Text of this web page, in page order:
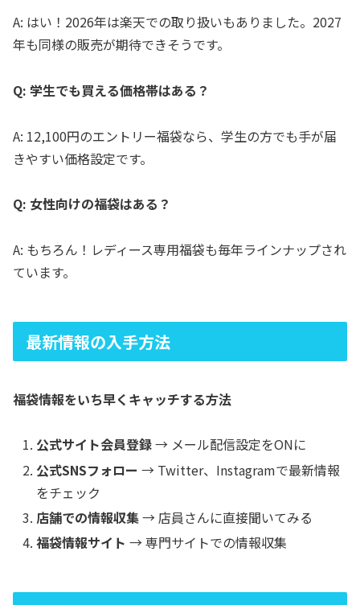
A: はい！2026年は楽天での取り扱いもありました。2027
年も同様の販売が期待できそうです。
Q: 学生でも買える価格帯はある？
A: 12,100円のエントリー福袋なら、学生の方でも手が届
きやすい価格設定です。
Q: 女性向けの福袋はある？
A: もちろん！レディース専用福袋も毎年ラインナップされ
ています。
最新情報の入手方法
福袋情報をいち早くキャッチする方法
公式サイト会員登録→ メール配信設定をONに
公式SNSフォロー → Twitter、Instagramで最新情報
をチェック
店舗での情報収集→ 店員さんに直接聞いてみる
福袋情報サイト → 専門サイトでの情報収集